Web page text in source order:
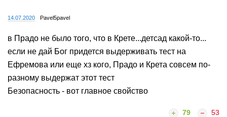
14.07.2020 Pavel5pavel
в Прадо не было того, что в Крете...детсад какой-то...
если не дай Бог придется выдерживать тест на
Ефремова или еще хз кого, Прадо и Крета совсем по-
разному выдержат этот тест
Безопасность - вот главное свойство
79 53